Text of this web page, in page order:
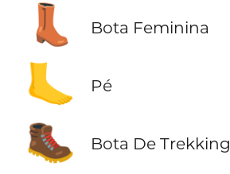
👢 Bota Feminina
🦶 Pé
🥾 Bota De Trekking